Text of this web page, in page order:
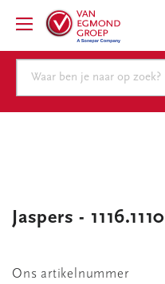
Jaspers - 1116.1110
Ons artikelnummer